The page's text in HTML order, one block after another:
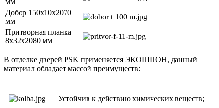
Добор 150х10х2070
мм
Притворная планка
8х32х2080 мм
В отделке дверей PSK применяется ЭКОШПОН, данный
материал обладает массой преимуществ:
Устойчив к действию химических веществ;